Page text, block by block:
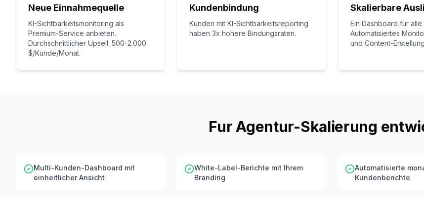
Neue Einnahmequelle
KI-Sichtbarkeitsmonitoring als
Premium-Service anbieten.
Durchschnittlicher Upsell: 500-2.000
$/Kunde/Monat.
Kundenbindung
Kunden mit KI-Sichtbarkeitsreporting
haben 3x hohere Bindungsraten.
Skalierbare
Ein Dashboard fur alle
Automatisiertes
und Content-
Fur Agentur-Skalierung
Multi-Kunden-Dashboard mit
einheitlicher Ansicht
White-Label-Berichte mit Ihrem
Branding
Automatisierte
Kundenberichte